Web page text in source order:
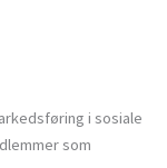
i sosiale
som